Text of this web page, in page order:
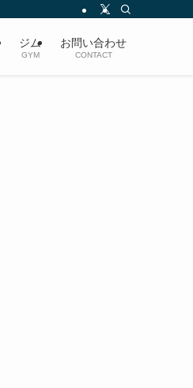
ジム
GYM
お問い合わせ
CONTACT